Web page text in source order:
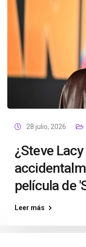
28 julio, 2026
¿Steve
película de
Leer más